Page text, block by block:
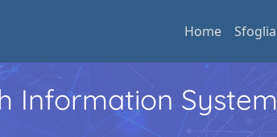
Home Sfoglia
Information System